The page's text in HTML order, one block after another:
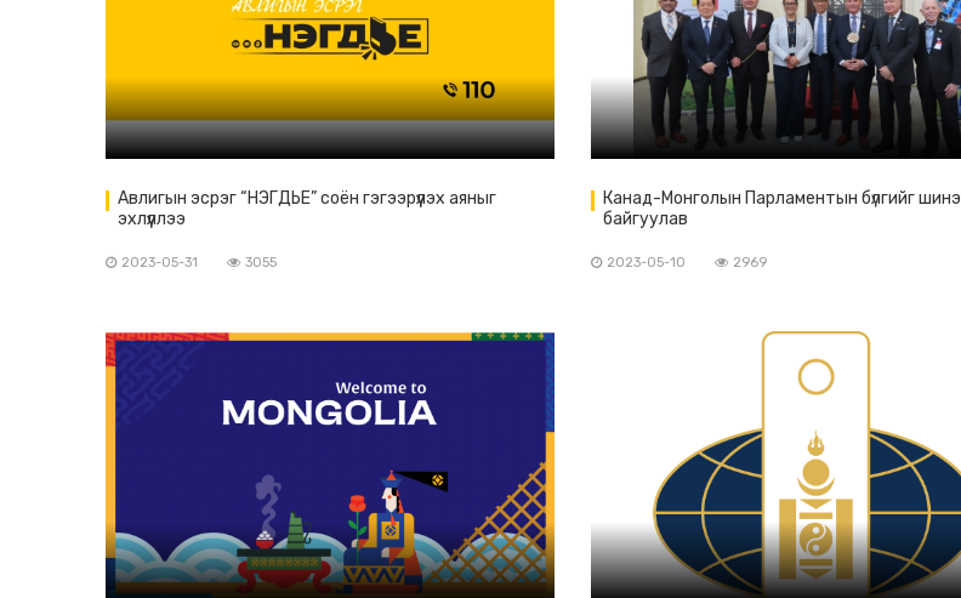
Авлигын эсрэг “НЭГДЬЕ” соён гэгээрүүлэх аяныг
эхлүүллээ
2023-05-31 3055
Канад-Монголын Парламентын бүлгийг
байгуулав
2023-05-10 2969